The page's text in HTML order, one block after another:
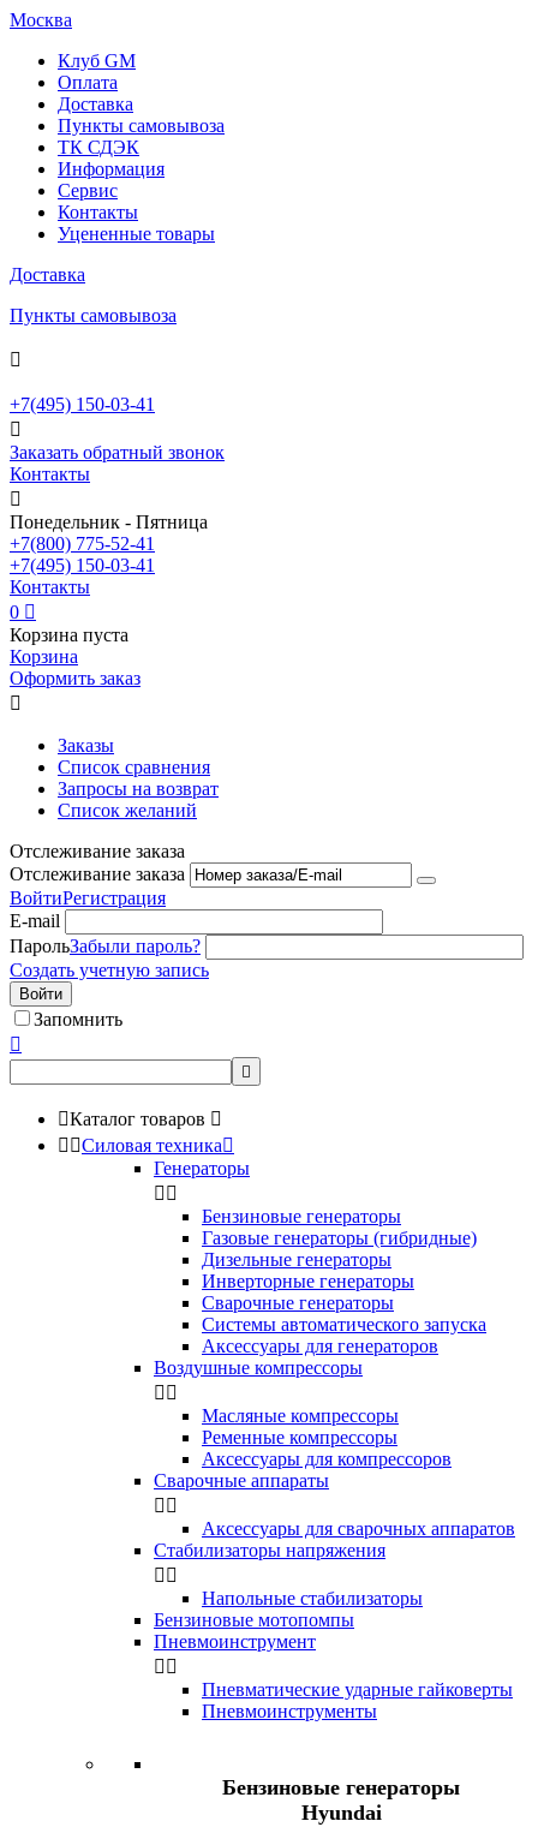
Москва
Клуб GM
Оплата
Доставка
Пункты самовывоза
ТК СДЭК
Информация
Сервис
Контакты
Уцененные товары
Доставка
Пункты самовывоза

+7(495) 150-03-41

Заказать обратный звонок
Контакты

Понедельник - Пятница
+7(800) 775-52-41
+7(495) 150-03-41
Контакты
0 
Корзина пуста
Корзина
Оформить заказ

Заказы
Список сравнения
Запросы на возврат
Список желаний
Отслеживание заказа
Отслеживание заказа
ВойтиРегистрация
E-mail
ПарольЗабыли пароль?
Создать учетную запись
Войти
Запомнить


Каталог товаров 
 Силовая техника
Генераторы
 
Бензиновые генераторы
Газовые генераторы (гибридные)
Дизельные генераторы
Инверторные генераторы
Сварочные генераторы
Системы автоматического запуска
Аксессуары для генераторов
Воздушные компрессоры
 
Масляные компрессоры
Ременные компрессоры
Аксессуары для компрессоров
Сварочные аппараты
 
Аксессуары для сварочных аппаратов
Стабилизаторы напряжения
 
Напольные стабилизаторы
Бензиновые мотопомпы
Пневмоинструмент
 
Пневматические ударные гайковерты
Пневмоинструменты
Бензиновые генераторы
Hyundai